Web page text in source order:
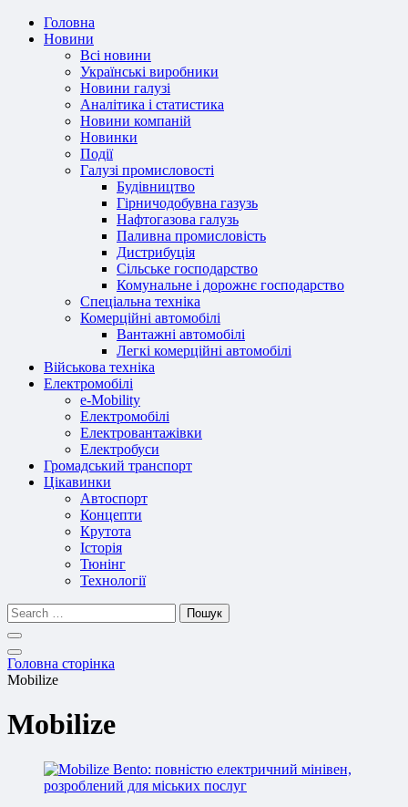
Головна
Новини
Всі новини
Українські виробники
Новини галузі
Аналітика і статистика
Новини компаній
Новинки
Події
Галузі промисловості
Будівництво
Гірничодобувна газузь
Нафтогазова галузь
Паливна промисловість
Дистрибуція
Сільське господарство
Комунальне і дорожнє господарство
Спеціальна техніка
Комерційні автомобілі
Вантажні автомобілі
Легкі комерційні автомобілі
Військова техніка
Електромобілі
e-Mobility
Електромобілі
Електровантажівки
Електробуси
Громадський транспорт
Цікавинки
Автоспорт
Концепти
Крутота
Історія
Тюнінг
Технології
Пошук
Головна сторінка
Mobilize
Mobilize